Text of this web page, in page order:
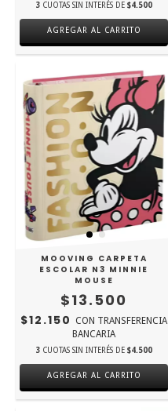
3 CUOTAS SIN INTERÉS DE $4.500
AGREGAR AL CARRITO
MOOVING CARPETA
ESCOLAR N3 MINNIE
MOUSE
$13.500
$12.150 CON TRANSFERENCIA
BANCARIA
3 CUOTAS SIN INTERÉS DE $4.500